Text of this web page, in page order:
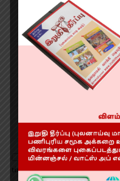
Save my name, email,
time I comment.